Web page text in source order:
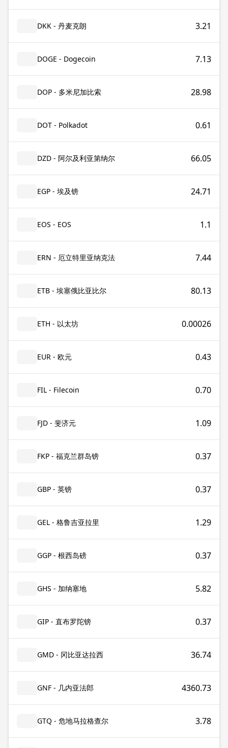
DKK - 丹麦克朗 3.21
DOGE - Dogecoin 7.13
DOP - 多米尼加比索 28.98
DOT - Polkadot 0.61
DZD - 阿尔及利亚第纳尔 66.05
EGP - 埃及镑 24.71
EOS - EOS 1.1
ERN - 厄立特里亚纳克法 7.44
ETB - 埃塞俄比亚比尔 80.13
ETH - 以太坊 0.00026
EUR - 欧元 0.43
FIL - Filecoin 0.70
FJD - 斐济元 1.09
FKP - 福克兰群岛镑 0.37
GBP - 英镑 0.37
GEL - 格鲁吉亚拉里 1.29
GGP - 根西岛磅 0.37
GHS - 加纳塞地 5.82
GIP - 直布罗陀镑 0.37
GMD - 冈比亚达拉西 36.74
GNF - 几内亚法郎 4360.73
GTQ - 危地马拉格查尔 3.78